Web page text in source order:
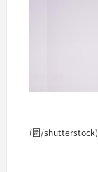
(圖/shutterstock)